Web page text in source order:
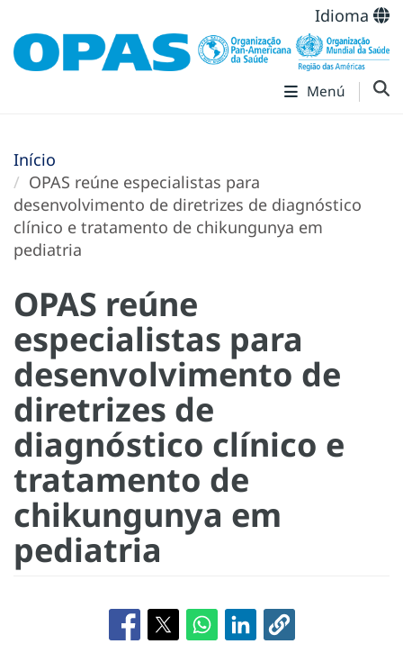
Idioma
Menú
Início
OPAS reúne especialistas para
desenvolvimento de diretrizes de diagnóstico
clínico e tratamento de chikungunya em
pediatria
OPAS reúne
especialistas para
desenvolvimento de
diretrizes de
diagnóstico clínico e
tratamento de
chikungunya em
pediatria